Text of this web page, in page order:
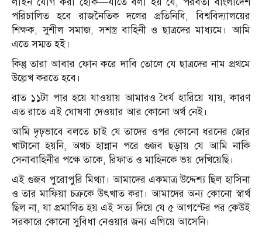
পরিচালিত হবে রাজনৈতিক দলের প্রতিনিধি, বিশ্ববিদ্যালয়ের
শিক্ষক, সুশীল সমাজ, সশস্ত্র বাহিনী ও ছাত্রদের মাধ্যমে। আমি
এতে সম্মত হই।
কিন্তু তারা আবার ফোন করে দাবি তোলে যে ছাত্রদের নাম প্রথমে
উল্লেখ করতে হবে।
রাত ১১টা পার হয়ে যাওয়ায় আমারও ধৈর্য হারিয়ে যায়, কারণ
এত রাতে এই ঘোষণা দেওয়ার আর কোনো অর্থ নেই।
আমি দৃঢ়ভাবে বলতে চাই যে তাদের ওপর কোনো ধরনের জোর
খাটানো হয়নি, অথচ হান্নান পরে গুজব ছড়ায় যে আমি নাকি
সেনাবাহিনীর পক্ষে তাকে, রিফাত ও মাহিনকে ভয় দেখিয়েছি।
এই গুজব পুরোপুরি মিথ্যা। আমাদের একমাত্র উদ্দেশ্য ছিল হাসিনা
ও তার মাফিয়া চক্রকে উৎখাত করা। আমাদের অন্য কোনো স্বার্থ
ছিল না, যা প্রমাণিত হয় এই সত্য দিয়ে যে ৫ আগস্টের পর কেউই
সরকারে কোনো সুবিধা নেওয়ার জন্য এগিয়ে আসেনি।